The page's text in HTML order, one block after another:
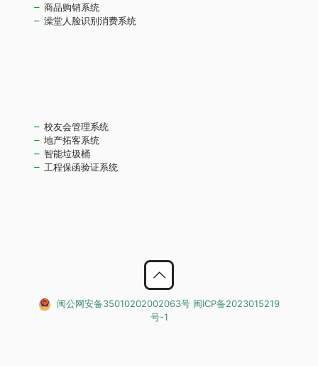
商品购销系统
澡堂人脸识别消费系统
校友会管理系统
地产拓客系统
智能垃圾桶
工程保函验证系统
闽公网安备35010202002063号 闽ICP备2023015219
号-1